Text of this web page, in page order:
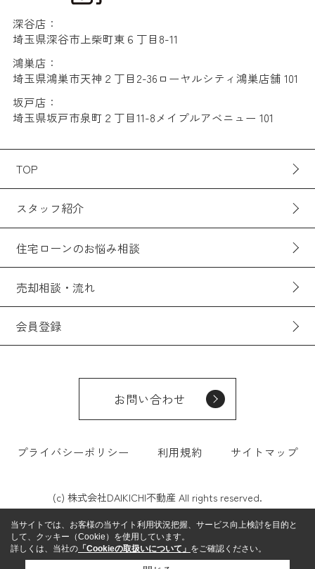
深谷店：
埼玉県深谷市上柴町東６丁目8-11
鴻巣店：
埼玉県鴻巣市天神２丁目2-36ローヤルシティ鴻巣店舗 101
坂戸店：
埼玉県坂戸市泉町２丁目11-8メイプルアベニュー 101
TOP
スタッフ紹介
住宅ローンのお悩み相談
売却相談・流れ
会員登録
お問い合わせ
プライバシーポリシー 利用規約 サイトマップ
(c) 株式会社DAIKICHI不動産 All rights reserved.
当サイトでは、お客様の当サイト利用状況把握、サービス向上検討を目的と
して、クッキー（Cookie）を使用しています。
詳しくは、当社の 「Cookieの取扱いについて」 をご確認ください。